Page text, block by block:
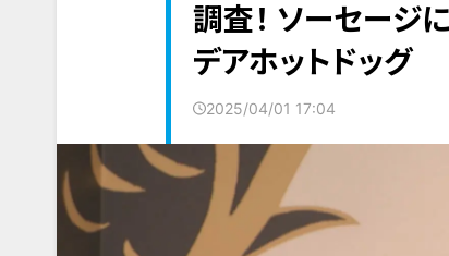
調査！ ソーセージ
デアホットドッグ
2025/04/01 17:04